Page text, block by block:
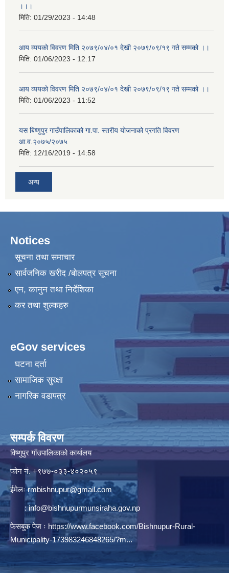
।।।
मिति: 01/29/2023 - 14:48
आय व्ययको विवरण मिति २०७९/०४/०१ देखी २०७९/०९/१९ गते सम्मको ।।
मिति: 01/06/2023 - 12:17
आय व्ययको विवरण मिति २०७९/०४/०१ देखी २०७९/०९/१९ गते सम्मको ।।
मिति: 01/06/2023 - 11:52
यस बिष्णुपुर गाउँपालिकाको गा.पा. स्तरीय योजनाको प्रगति विवरण
आ.व.२०७५/२०७५
मिति: 12/16/2019 - 14:58
अन्य
Notices
सूचना तथा समाचार
सार्वजनिक खरीद /बोलपत्र सूचना
एन, कानुन तथा निर्देशिका
कर तथा शुल्कहरु
eGov services
घटना दर्ता
सामाजिक सुरक्षा
नागरिक वडापत्र
सम्पर्क विवरण
विष्णुपुर गाँउपालिकाको कार्यालय
फोन नं. ‍‍+९७७-०३३-४०२०५९
ईमेलःrmbishnupur@gmail.com
:info@bishnupurmunsiraha.gov.np
फेसबुक पेज ः https://www.facebook.com/Bishnupur-Rural-
Municipality-173983246848265/?m...